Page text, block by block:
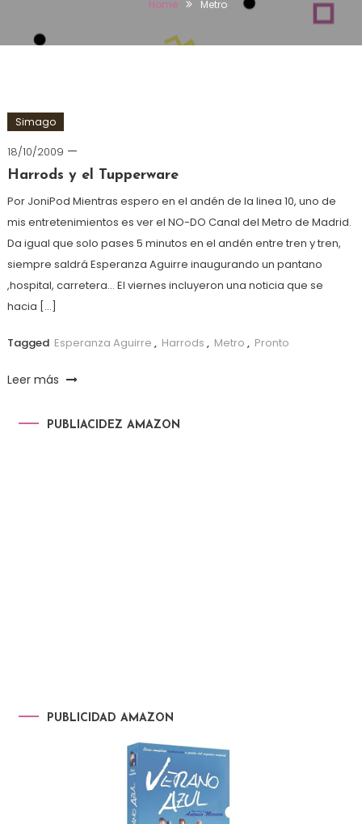
Home Metro
Simago
18/10/2009
Harrods y el Tupperware
Por JoniPod Mientras espero en el andén de la linea 10, uno de
mis entretenimientos es ver el NO-DO Canal del Metro de Madrid.
Da igual que solo pases 5 minutos en el andén entre tren y tren,
siempre saldrá Esperanza Aguirre inaugurando un pantano
,hospital, carretera… El viernes incluyeron una noticia que se
hacia […]
Tagged Esperanza Aguirre , Harrods , Metro , Pronto
Leer más
PUBLIACIDEZ AMAZON
PUBLICIDAD AMAZON